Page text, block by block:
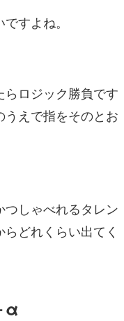
すよね。
ロジック勝負です
えで指をそのとお
しゃべれるタレン
どれくらい出てく
α